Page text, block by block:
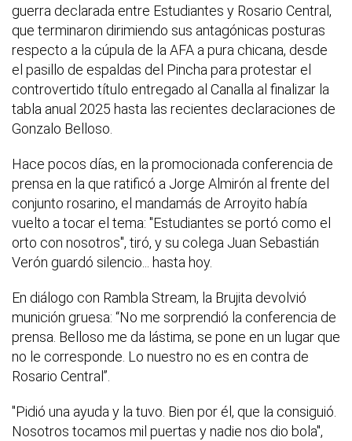
guerra declarada entre Estudiantes y Rosario Central,
que terminaron dirimiendo sus antagónicas posturas
respecto a la cúpula de la AFA a pura chicana, desde
el pasillo de espaldas del Pincha para protestar el
controvertido título entregado al Canalla al finalizar la
tabla anual 2025 hasta las recientes declaraciones de
Gonzalo Belloso.
Hace pocos días, en la promocionada conferencia de
prensa en la que ratificó a Jorge Almirón al frente del
conjunto rosarino, el mandamás de Arroyito había
vuelto a tocar el tema: "Estudiantes se portó como el
orto con nosotros", tiró, y su colega Juan Sebastián
Verón guardó silencio... hasta hoy.
En diálogo con Rambla Stream, la Brujita devolvió
munición gruesa: “No me sorprendió la conferencia de
prensa. Belloso me da lástima, se pone en un lugar que
no le corresponde. Lo nuestro no es en contra de
Rosario Central”.
"Pidió una ayuda y la tuvo. Bien por él, que la consiguió.
Nosotros tocamos mil puertas y nadie nos dio bola",